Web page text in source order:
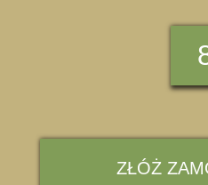
ZŁÓŻ